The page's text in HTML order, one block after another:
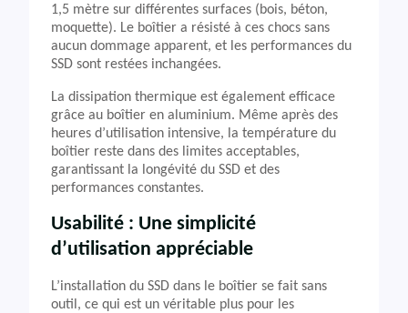
1,5 mètre sur différentes surfaces (bois, béton,
moquette). Le boîtier a résisté à ces chocs sans
aucun dommage apparent, et les performances du
SSD sont restées inchangées.
La dissipation thermique est également efficace
grâce au boîtier en aluminium. Même après des
heures d’utilisation intensive, la température du
boîtier reste dans des limites acceptables,
garantissant la longévité du SSD et des
performances constantes.
Usabilité : Une simplicité
d’utilisation appréciable
L’installation du SSD dans le boîtier se fait sans
outil, ce qui est un véritable plus pour les